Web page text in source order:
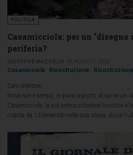
POLITICA
Casamicciola: per un "disegno
periferia?
Casamicciola Ricostruzione
Caro direttore,
forse non è tempo, in pieno agosto, di aprire un
Casamicciola, la più antica cittadina turistica e
colpita da 13 terremoti nella sua storia, di cui